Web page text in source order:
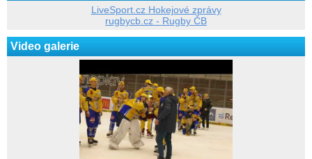
LiveSport.cz Hokejové zprávy
rugbycb.cz - Rugby ČB
Video galerie